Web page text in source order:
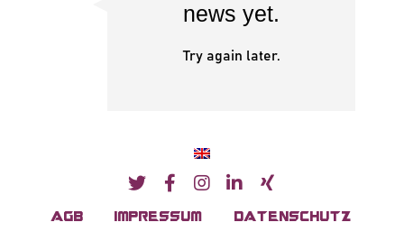
news yet.
Try again later.
AGB IMPRESSUM DATENSCHUTZ